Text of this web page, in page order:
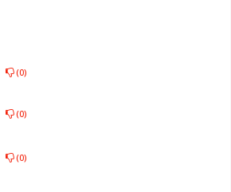
(0)
(0)
(0)